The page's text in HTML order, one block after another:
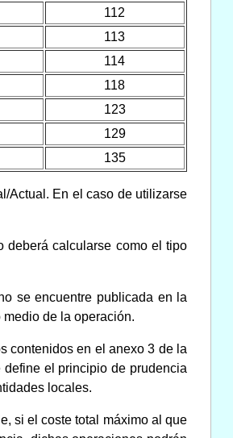
112
113
114
118
123
129
135
Actual. En el caso de utilizarse
deberá calcularse como el tipo
se encuentre publicada en la
de la operación.
contenidos en el anexo 3 de la
el principio de prudencia
locales.
si el coste total máximo al que